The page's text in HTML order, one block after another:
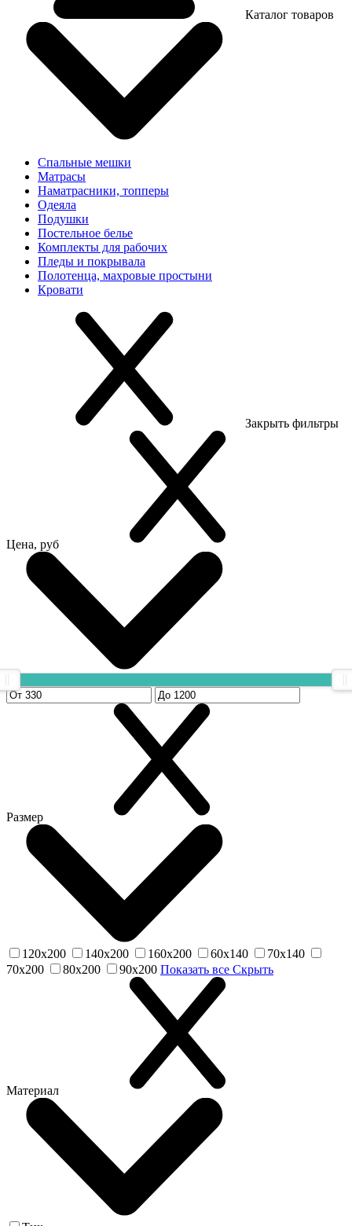
Каталог товаров
Спальные мешки
Матрасы
Наматрасники, топперы
Одеяла
Подушки
Постельное белье
Комплекты для рабочих
Пледы и покрывала
Полотенца, махровые простыни
Кровати
Закрыть фильтры
Цена, руб
Размер
120х200 140х200 160х200 60х140
70х140
70х200
80х200 90х200 Показать все Скрыть
Материал